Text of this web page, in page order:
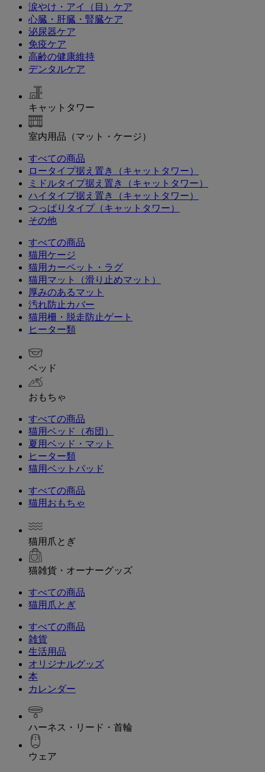
涙やけ・アイ（目）ケア
心臓・肝臓・腎臓ケア
泌尿器ケア
免疫ケア
高齢の健康維持
デンタルケア
キャットタワー
室内用品（マット・ケージ）
すべての商品
ロータイプ据え置き（キャットタワー）
ミドルタイプ据え置き（キャットタワー）
ハイタイプ据え置き（キャットタワー）
つっぱりタイプ（キャットタワー）
その他
すべての商品
猫用ケージ
猫用カーペット・ラグ
猫用マット（滑り止めマット）
厚みのあるマット
汚れ防止カバー
猫用柵・脱走防止ゲート
ヒーター類
ベッド
おもちゃ
すべての商品
猫用ベッド（布団）
夏用ベッド・マット
ヒーター類
猫用ベットパッド
すべての商品
猫用おもちゃ
猫用爪とぎ
猫雑貨・オーナーグッズ
すべての商品
猫用爪とぎ
すべての商品
雑貨
生活用品
オリジナルグッズ
本
カレンダー
ハーネス・リード・首輪
ウェア